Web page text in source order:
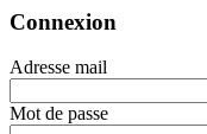
Connexion
Adresse mail
Mot de passe